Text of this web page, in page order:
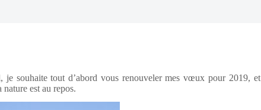
souhaite tout d’abord vous renouveler mes vœux pour 2019, et
est au repos.